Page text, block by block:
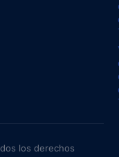
los derechos